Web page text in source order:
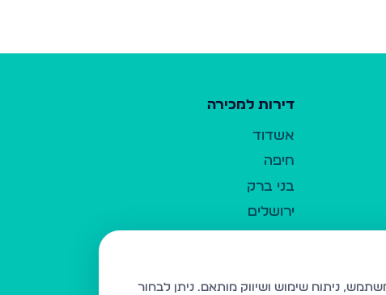
דירות למכירה
אשדוד
חיפה
בני ברק
ירושלים
בית שמש
ניתן לבחור